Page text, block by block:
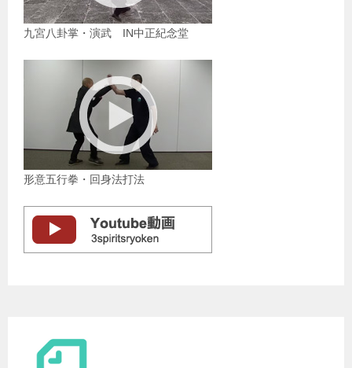
九宮八卦掌・演武 IN中正紀念堂
形意五行拳・回身法打法